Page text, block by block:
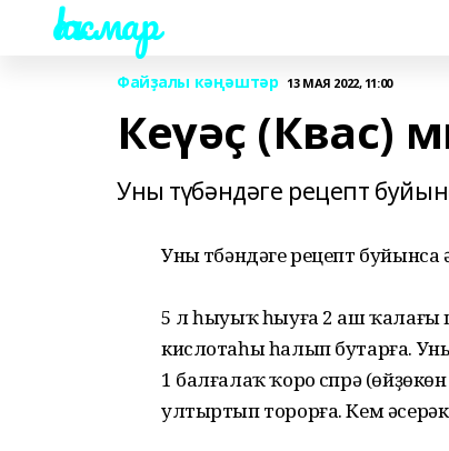
Һаҡмар
Файҙалы кәңәштәр 13 МАЯ 2022, 11:00
Кеүәҫ (Квас)
Уны түбәндәге рецепт
Уны түбәндәге рецепт буйынса
5 л һыуыҡ һыуға 2 аш ҡалағы
кислотаһы һалып бутарға.
1 балғалаҡ ҡоро сүпрә
ултыртып торорға. Кем әсерәк